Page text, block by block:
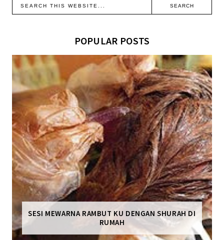
POPULAR POSTS
SESI MEWARNA RAMBUT KU DENGAN SHURAH DI
RUMAH